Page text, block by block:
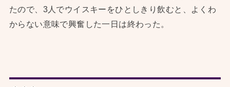
たので、3人でウイスキーをひとしきり飲むと、よくわ
からない意味で興奮した一日は終わった。